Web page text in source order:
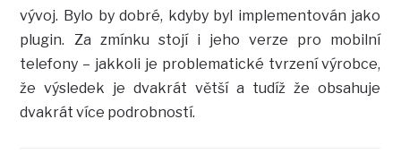
vývoj. Bylo by dobré, kdyby byl implementován jako
plugin. Za zmínku stojí i jeho verze pro mobilní
telefony – jakkoli je problematické tvrzení výrobce,
že výsledek je dvakrát větší a tudíž že obsahuje
dvakrát více podrobností.